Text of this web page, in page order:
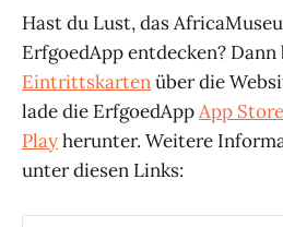
Hast du Lust, das
ErfgoedApp entdecken? Dann
Eintrittskartenüber die
lade die ErfgoedAppApp Store
Playherunter. Weitere
unter diesen Links: